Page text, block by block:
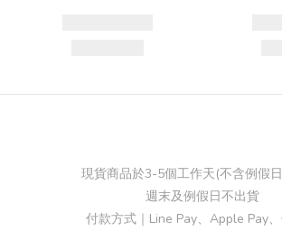
現貨商品於3-5個工作天(不含例假
週末及例假日不出貨
付款方式｜Line Pay、Apple Pay